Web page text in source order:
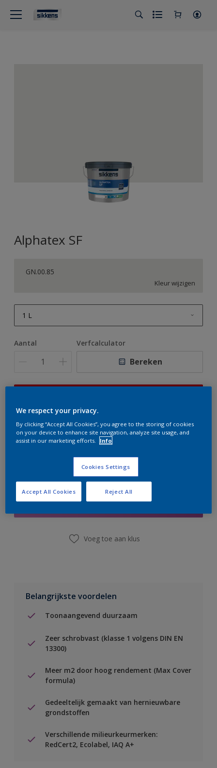
Alphatex SF
GN.00.85
Kleur wijzigen
1 L
10 L
Aantal Verfcalculator
Bereken
te bestellen. Houd de website in de gaten, we werken
er hard aan om de voorraad aan te vullen.
Boodschappenlijst
Voeg toe aan klus
Belangrijkste voordelen
Toonaangevend duurzaam
Zeer schrobvast (klasse 1 volgens DIN EN
13300)
Meer m2 door hoog rendement (Max Cover
formula)
Gedeeltelijk gemaakt van hernieuwbare
grondstoffen
Verschillende milieurkeurmerken:
RedCert2, Ecolabel, IAQ A+
We respect your privacy.
By clicking “Accept All Cookies”, you agree to the storing of cookies
on your device to enhance site navigation, analyze site usage, and
assist in our marketing efforts.
Info
Cookies Settings
Reject All
Accept All Cookies